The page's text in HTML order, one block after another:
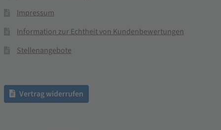
Impressum
Information zur Echtheit von Kundenbewertungen
Stellenangebote
Vertrag widerrufen